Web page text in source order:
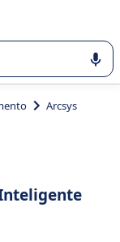
de software
Arcsys